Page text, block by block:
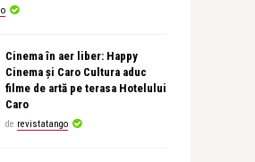
Cinema în aer liber: Happy
Cinema și Caro Cultura aduc
filme de artă pe terasa Hotelului
Caro
de revistatango